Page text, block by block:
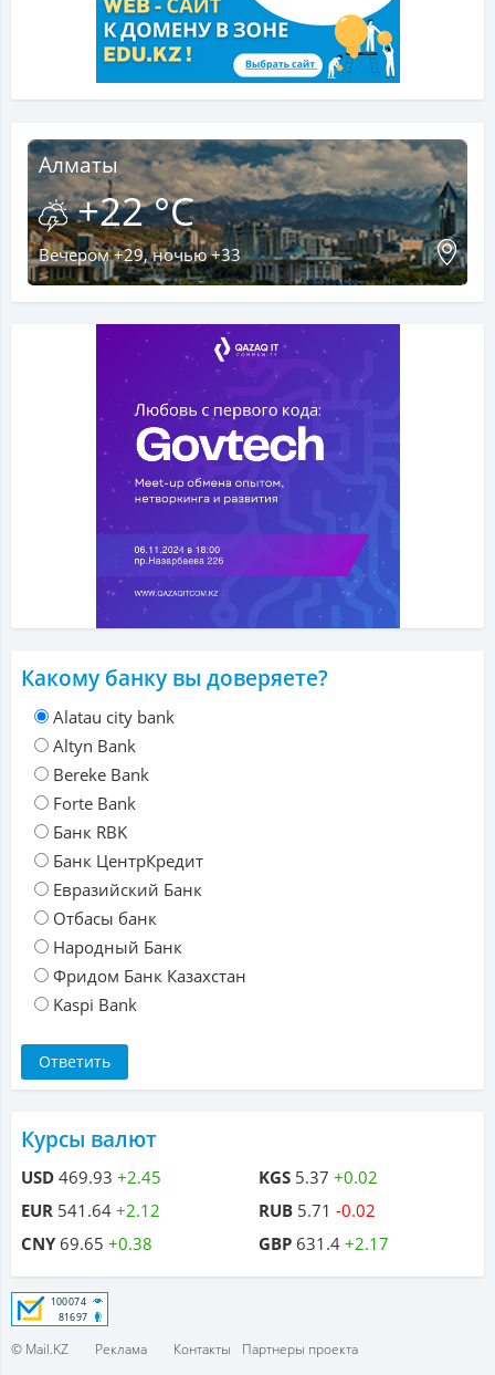
Алматы
+22 °C
Вечером +29, ночью +33
Какому банку вы доверяете?
Alatau city bank
Altyn Bank
Bereke Bank
Forte Bank
Банк RBK
Банк ЦентрКредит
Евразийский Банк
Отбасы банк
Народный Банк
Фридом Банк Казахстан
Kaspi Bank
Курсы валют
USD 469.93 +2.45
EUR 541.64 +2.12
CNY69.65 +0.38
KGS 5.37 +0.02
RUB 5.71 -0.02
GBP 631.4 +2.17
© Mail.KZ Реклама Контакты Партнеры проекта